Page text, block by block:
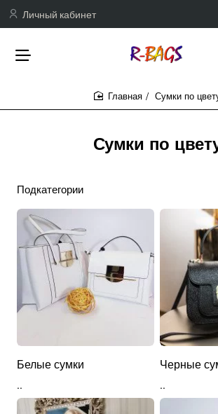
Личный кабинет
Сумки по
Сумки по
Подкатегории
Белые сумки
..
Черные
..